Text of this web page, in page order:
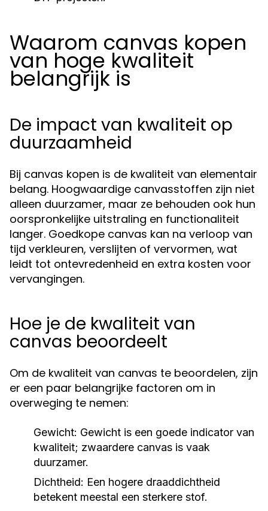
Waarom canvas kopen
van hoge kwaliteit
belangrijk is
De impact van kwaliteit op
duurzaamheid
Bij canvas kopen is de kwaliteit van elementair
belang. Hoogwaardige canvasstoffen zijn niet
alleen duurzamer, maar ze behouden ook hun
oorspronkelijke uitstraling en functionaliteit
langer. Goedkope canvas kan na verloop van
tijd verkleuren, verslijten of vervormen, wat
leidt tot ontevredenheid en extra kosten voor
vervangingen.
Hoe je de kwaliteit van
canvas beoordeelt
Om de kwaliteit van canvas te beoordelen, zijn
er een paar belangrijke factoren om in
overweging te nemen:
Gewicht: Gewicht is een goede indicator van
kwaliteit; zwaardere canvas is vaak
duurzamer.
Dichtheid: Een hogere draaddichtheid
betekent meestal een sterkere stof.